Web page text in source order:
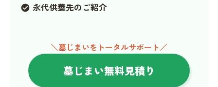
check_circle 永代供養先のご紹介
＼墓じまいをトータルサポート／
墓じまい無料見積り